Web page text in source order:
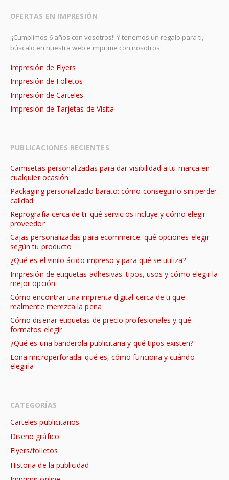
OFERTAS EN IMPRESIÓN
¡¡Cumplimos 6 años con vosotros!! Y tenemos un regalo para ti,
búscalo en nuestra web e imprime con nosotros:
Impresión de Flyers
Impresión de Folletos
Impresión de Carteles
Impresión de Tarjetas de Visita
PUBLICACIONES RECIENTES
Camisetas personalizadas para dar visibilidad a tu marca en
cualquier ocasión
Packaging personalizado barato: cómo conseguirlo sin perder
calidad
Reprografía cerca de ti: qué servicios incluye y cómo elegir
proveedor
Cajas personalizadas para ecommerce: qué opciones elegir
según tu producto
¿Qué es el vinilo ácido impreso y para qué se utiliza?
Impresión de etiquetas adhesivas: tipos, usos y cómo elegir la
mejor opción
Cómo encontrar una imprenta digital cerca de ti que
realmente merezca la pena
Cómo diseñar etiquetas de precio profesionales y qué
formatos elegir
¿Qué es una banderola publicitaria y qué tipos existen?
Lona microperforada: qué es, cómo funciona y cuándo
elegirla
CATEGORÍAS
Carteles publicitarios
Diseño gráfico
Flyers/folletos
Historia de la publicidad